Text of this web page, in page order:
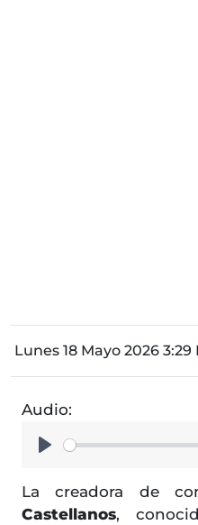
Lunes 18 Mayo 2026 3:29
Audio:
La creadora de
Castellanos,